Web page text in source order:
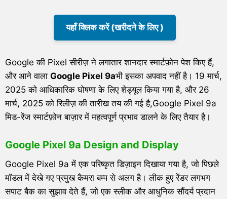
यहाँ क्लिक करें (खरीदने के लिए )
Google की Pixel सीरीज़ ने लगातार शानदार स्मार्टफ़ोन पेश किए हैं,
और आने वाला Google Pixel 9aभी इसका अपवाद नहीं है। 19 मार्च,
2025 को आधिकारिक घोषणा के लिए शेड्यूल किया गया है, और 26
मार्च, 2025 को रिलीज़ की तारीख तय की गई है,Google Pixel 9a
मिड-रेंज स्मार्टफ़ोन बाज़ार में महत्वपूर्ण प्रभाव डालने के लिए तैयार है।
Google Pixel 9a Design and Display
Google Pixel 9a में एक परिष्कृत डिज़ाइन दिखाया गया है, जो पिछले
मॉडल में देखे गए प्रमुख कैमरा बम्प से अलग है। लीक हुए रेंडर लगभग
सपाट बैक का सुझाव देते हैं, जो एक स्लीक और आधुनिक सौंदर्य प्रदान